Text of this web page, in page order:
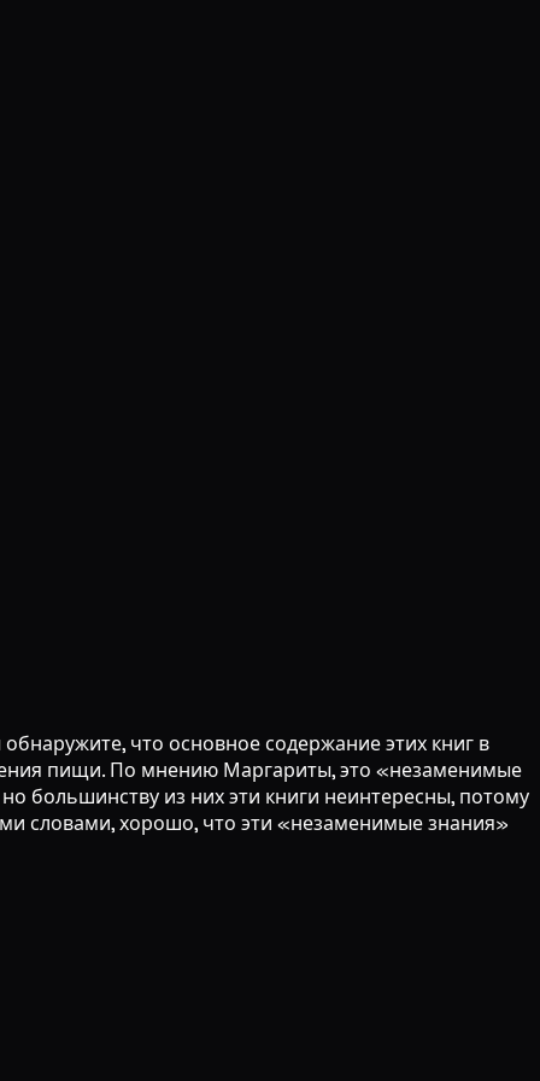
что основное содержание этих книг в
пищи. По мнению Маргариты, это «незаменимые
большинству из них эти книги неинтересны, потому
словами, хорошо, что эти «незаменимые знания»